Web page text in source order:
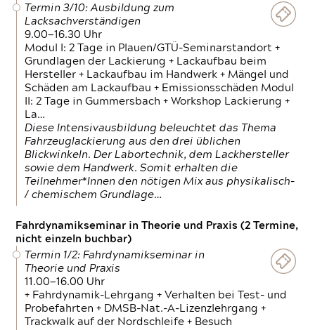
Termin 3/10: Ausbildung zum
Lacksachverständigen
9.00—16.30 Uhr
Modul I: 2 Tage in Plauen/GTÜ-Seminarstandort +
Grundlagen der Lackierung + Lackaufbau beim
Hersteller + Lackaufbau im Handwerk + Mängel und
Schäden am Lackaufbau + Emissionsschäden Modul
II: 2 Tage in Gummersbach + Workshop Lackierung +
La…
Diese Intensivausbildung beleuchtet das Thema
Fahrzeuglackierung aus den drei üblichen
Blickwinkeln. Der Labortechnik, dem Lackhersteller
sowie dem Handwerk. Somit erhalten die
Teilnehmer*Innen den nötigen Mix aus physikalisch-
/ chemischem Grundlage…
Fahrdynamikseminar in Theorie und Praxis (2 Termine,
nicht einzeln buchbar)
Termin 1/2: Fahrdynamikseminar in
Theorie und Praxis
11.00—16.00 Uhr
+ Fahrdynamik-Lehrgang + Verhalten bei Test- und
Probefahrten + DMSB-Nat.-A-Lizenzlehrgang +
Trackwalk auf der Nordschleife + Besuch